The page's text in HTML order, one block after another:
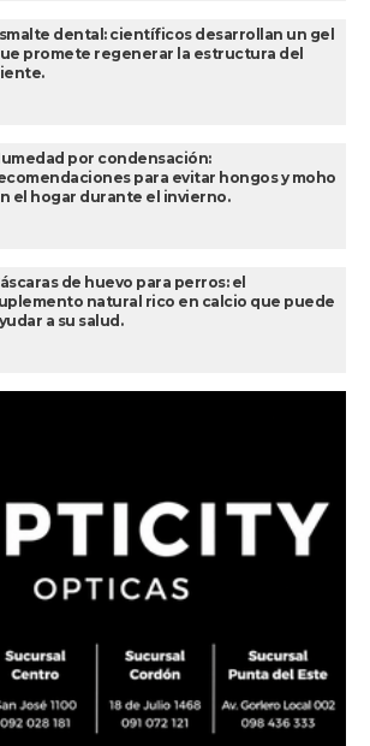
dental: científicos desarrollan un gel
promete regenerar la estructura del
por condensación:
para evitar hongos y moho
el hogar durante el invierno.
de huevo para perros: el
natural rico en calcio que puede
a su salud.